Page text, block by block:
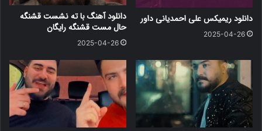
دانلود ریمیکس علی احمدیانی داور
2025-04-26
دانلود آهنگ با ته نشست قشنگه
حال مست قشنگه رایگان
2025-04-26